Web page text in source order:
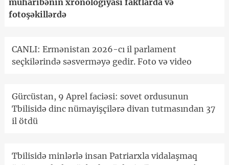
müharibənin xronologiyası faktlarda və
fotoşəkillərdə
CANLI: Ermənistan 2026-cı il parlament
seçkilərində səsverməyə gedir. Foto və video
Gürcüstan, 9 Aprel faciəsi: sovet ordusunun
Tbilisidə dinc nümayişçilərə divan tutmasından 37
il ötdü
Tbilisidə minlərlə insan Patriarxla vidalaşmaq